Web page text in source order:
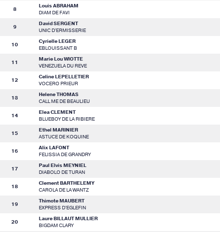
8
Louis ABRAHAM
DIAM DE FAVI
9
David SERGENT
UNIC D'ERMISSERIE
10
Cyrielle LEGER
EBLOUISSANT B
11
Marie Lou WIOTTE
VENEZUELA DU REVE
12
Celine LEPELLETIER
VOCERO PRIEUR
13
Helene THOMAS
CALL ME DE BEAULIEU
14
Elea CLEMENT
BLUEBOY DE LA RIBIERE
15
Ethel MARINIER
ASTUCE DE KOQUINE
16
Alix LAFONT
FELISSIA DE GRANDRY
17
Paul Elvis MEYNIEL
DIABOLO DE TURAN
18
Clement BARTHELEMY
CAROLA DE LA WANTZ
19
Thimote MAUBERT
EXPRESS D'EGLEFIN
20
Laure BILLAUT MULLIER
BIGDAM CLARY